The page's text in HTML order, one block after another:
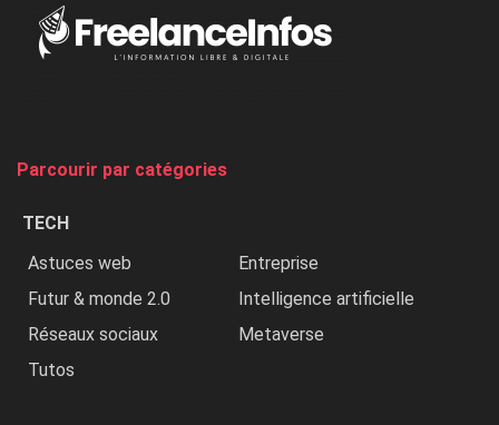
Nigeria,
Parcourir par catégories
TECH
Astuces web
Entreprise
Futur & monde 2.0
Intelligence artificielle
Réseaux sociaux
Metaverse
Tutos